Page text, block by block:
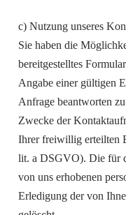
c) Nutzung unseres
Sie haben die
bereitgestelltes
Angabe einer gültigen
Anfrage beantworten
Zwecke der
Ihrer freiwillig erteilten
lit. a DSGVO). Die für
von uns erhobenen
Erledigung der von